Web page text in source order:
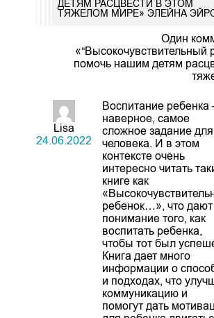
ДЕТЯМ РАСЦВЕСТИ В ЭТОМ
ТЯЖЕЛОМ МИРЕ» ЭЛЕЙНА
Один
«“Высокочувствительный
помочь нашим детям
Lisa
24.06.2022
Воспитание ребенка
наверное, самое
сложное задание для
человека. И в этом
контексте очень
интересно читать
книге как
ребенок…», что дают
понимание того, как
воспитать ребенка,
чтобы тот был
Книга дает много
информации о
и подходах, что
коммуникацию и
помогут дать